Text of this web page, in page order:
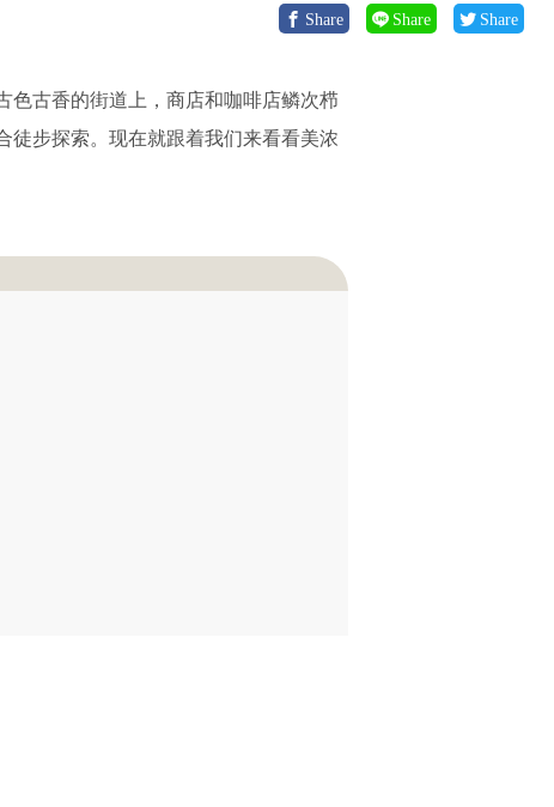
Share Share Share
古香的街道上，商店和咖啡店鳞次栉
徒步探索。现在就跟着我们来看看美浓